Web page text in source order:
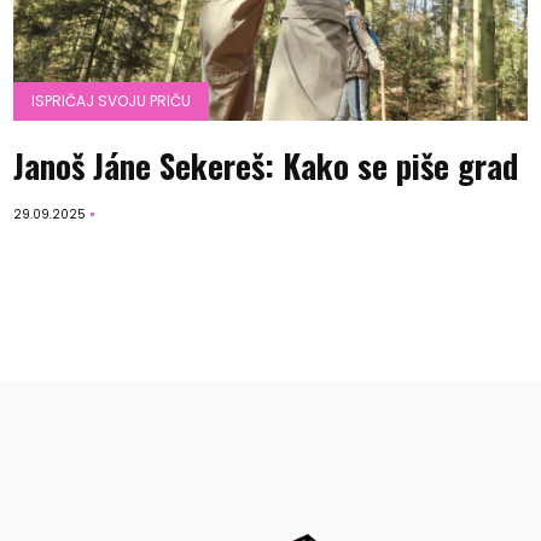
ISPRIČAJ SVOJU PRIČU
Janoš Jáne Sekereš: Kako se piše grad
29.09.2025